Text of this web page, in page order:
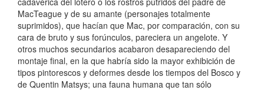
MacTeague y de su amante (personajes totalmente
suprimidos), que hacían que Mac, por comparación, con su
cara de bruto y sus forúnculos, pareciera un angelote. Y
otros muchos secundarios acabaron desapareciendo del
montaje final, en la que habría sido la mayor exhibición de
tipos pintorescos y deformes desde los tiempos del Bosco y
de Quentin Matsys; una fauna humana que tan sólo